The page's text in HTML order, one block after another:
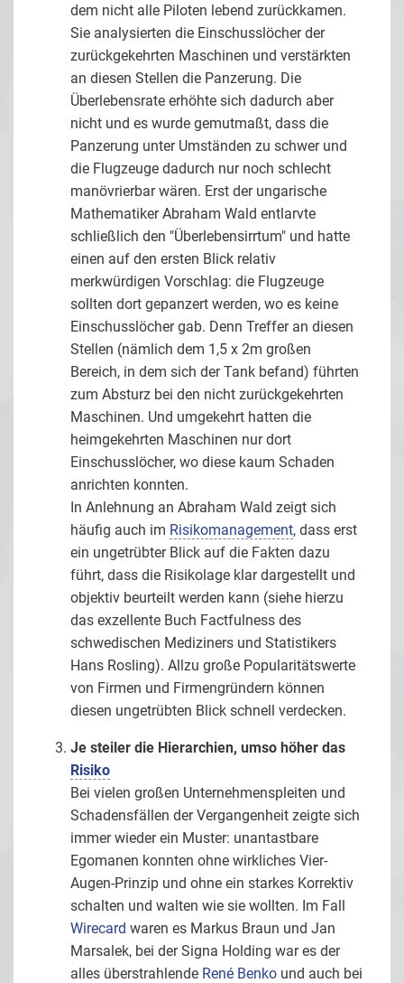
dem nicht alle Piloten lebend zurückkamen.
Sie analysierten die Einschusslöcher der
zurückgekehrten Maschinen und verstärkten
an diesen Stellen die Panzerung. Die
Überlebensrate erhöhte sich dadurch aber
nicht und es wurde gemutmaßt, dass die
Panzerung unter Umständen zu schwer und
die Flugzeuge dadurch nur noch schlecht
manövrierbar wären. Erst der ungarische
Mathematiker Abraham Wald entlarvte
schließlich den "Überlebensirrtum" und hatte
einen auf den ersten Blick relativ
merkwürdigen Vorschlag: die Flugzeuge
sollten dort gepanzert werden, wo es keine
Einschusslöcher gab. Denn Treffer an diesen
Stellen (nämlich dem 1,5 x 2m großen
Bereich, in dem sich der Tank befand) führten
zum Absturz bei den nicht zurückgekehrten
Maschinen. Und umgekehrt hatten die
heimgekehrten Maschinen nur dort
Einschusslöcher, wo diese kaum Schaden
anrichten konnten.
In Anlehnung an Abraham Wald zeigt sich
häufig auch im Risikomanagement, dass erst
ein ungetrübter Blick auf die Fakten dazu
führt, dass die Risikolage klar dargestellt und
objektiv beurteilt werden kann (siehe hierzu
das exzellente Buch Factfulness des
schwedischen Mediziners und Statistikers
Hans Rosling). Allzu große Popularitätswerte
von Firmen und Firmengründern können
diesen ungetrübten Blick schnell verdecken.
Je steiler die Hierarchien, umso höher das
Risiko
Bei vielen großen Unternehmenspleiten und
Schadensfällen der Vergangenheit zeigte sich
immer wieder ein Muster: unantastbare
Egomanen konnten ohne wirkliches Vier-
Augen-Prinzip und ohne ein starkes Korrektiv
schalten und walten wie sie wollten. Im Fall
Wirecard waren es Markus Braun und Jan
Marsalek, bei der Signa Holding war es der
alles überstrahlende René Benko und auch bei